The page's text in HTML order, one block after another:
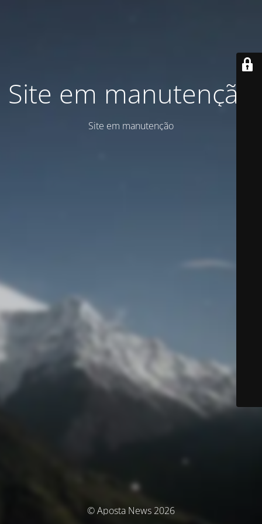
Site em manutenção
Site em manutenção
© Aposta News 2026